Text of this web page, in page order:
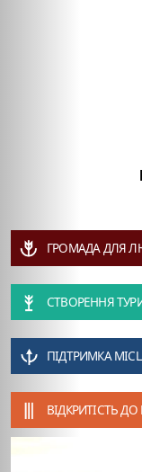
ГРОМАДА ДЛЯ
СТВОРЕННЯ
ПІДТРИМКА
ВІДКРИТІСТЬ